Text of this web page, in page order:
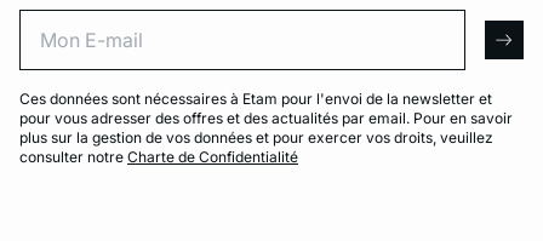
Ces données sont nécessaires à Etam pour l'envoi de la newsletter et
pour vous adresser des offres et des actualités par email. Pour en savoir
plus sur la gestion de vos données et pour exercer vos droits, veuillez
consulter notre Charte de Confidentialité